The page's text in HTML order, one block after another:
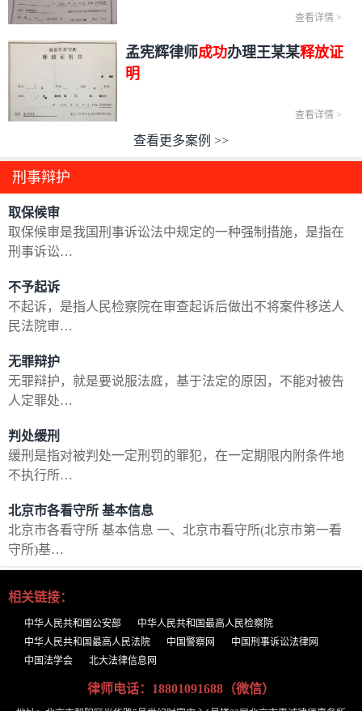
查看详情 >
孟宪辉律师成功办理王某某释放证
明
查看详情 >
查看更多案例 >>
刑事辩护
取保候审
取保候审是我国刑事诉讼法中规定的一种强制措施，是指在
刑事诉讼…
不予起诉
不起诉，是指人民检察院在审查起诉后做出不将案件移送人
民法院审…
无罪辩护
无罪辩护，就是要说服法庭，基于法定的原因，不能对被告
人定罪处…
判处缓刑
缓刑是指对被判处一定刑罚的罪犯，在一定期限内附条件地
不执行所…
北京市各看守所 基本信息
北京市各看守所 基本信息 一、北京市看守所(北京市第一看
守所)基…
律师电话： 18801091688（微信）
相关链接：
中华人民共和国公安部
中华人民共和国最高人民检察院
中华人民共和国最高人民法院
中国警察网
中国刑事诉讼法律网
中国法学会
北大法律信息网